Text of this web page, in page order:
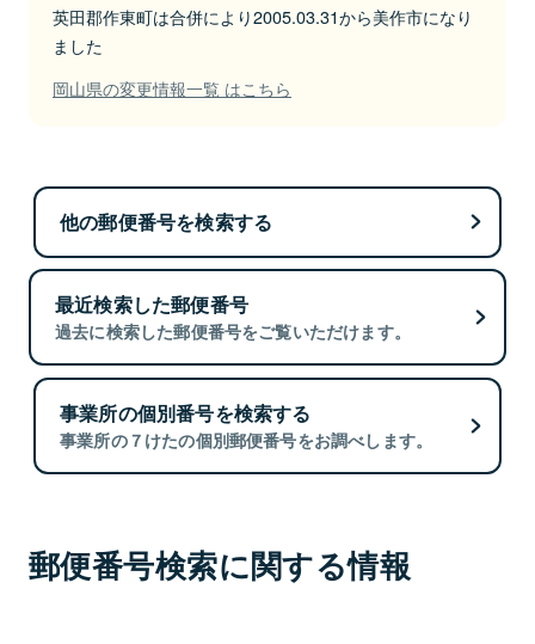
英田郡作東町は合併により2005.03.31から美作市になり
ました
岡山県の変更情報一覧 はこちら
他の郵便番号を検索する
最近検索した郵便番号
過去に検索した郵便番号をご覧いただけます。
事業所の個別番号を検索する
事業所の７けたの個別郵便番号をお調べします。
郵便番号検索に関する情報